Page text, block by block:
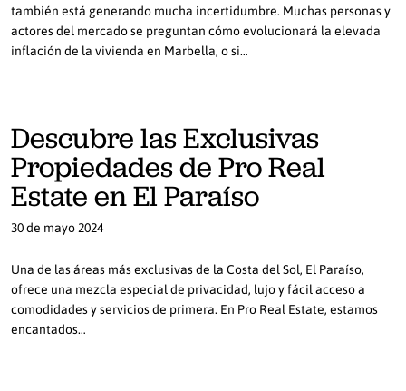
también está generando mucha incertidumbre. Muchas personas y
actores del mercado se preguntan cómo evolucionará la elevada
inflación de la vivienda en Marbella, o si…
Descubre las Exclusivas
Propiedades de Pro Real
Estate en El Paraíso
30 de mayo 2024
Una de las áreas más exclusivas de la Costa del Sol, El Paraíso,
ofrece una mezcla especial de privacidad, lujo y fácil acceso a
comodidades y servicios de primera. En Pro Real Estate, estamos
encantados…